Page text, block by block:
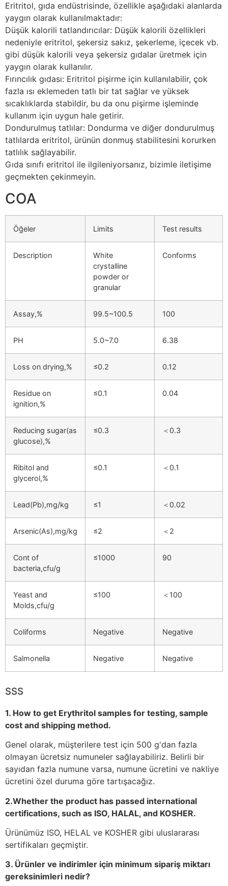
Eritritol, gıda endüstrisinde, özellikle aşağıdaki alanlarda
yaygın olarak kullanılmaktadır:
Düşük kalorili tatlandırıcılar: Düşük kalorili özellikleri
nedeniyle eritritol, şekersiz sakız, şekerleme, içecek vb.
gibi düşük kalorili veya şekersiz gıdalar üretmek için
yaygın olarak kullanılır.
Fırıncılık gıdası: Eritritol pişirme için kullanılabilir, çok
fazla ısı eklemeden tatlı bir tat sağlar ve yüksek
sıcaklıklarda stabildir, bu da onu pişirme işleminde
kullanım için uygun hale getirir.
Dondurulmuş tatlılar: Dondurma ve diğer dondurulmuş
tatlılarda eritritol, ürünün donmuş stabilitesini korurken
tatlılık sağlayabilir.
Gıda sınıfı eritritol ile ilgileniyorsanız, bizimle iletişime
geçmekten çekinmeyin.
COA
Öğeler Limits Test results
Description
White
crystalline
powder or
granular
Conforms
Assay,% 99.5~100.5 100
PH 5.0~7.0 6.38
Loss on drying,% ≤0.2 0.12
Residue on
ignition,%
≤0.1 0.04
Reducing sugar(as
glucose),%
≤0.3 ＜0.3
Ribitol and
glycerol,%
≤0.1 ＜0.1
Lead(Pb),mg/kg ≤1 ＜0.02
Arsenic(As),mg/kg ≤2 ＜2
Cont of
bacteria,cfu/g
≤1000 90
Yeast and
Molds,cfu/g
≤100 ＜100
Coliforms Negative Negative
Salmonella Negative Negative
SSS
1. How to get Erythritol samples for testing, sample
cost and shipping method.
Genel olarak, müşterilere test için 500 g'dan fazla
olmayan ücretsiz numuneler sağlayabiliriz. Belirli bir
sayıdan fazla numune varsa, numune ücretini ve nakliye
ücretini özel duruma göre tartışacağız.
2.Whether the product has passed international
certifications, such as ISO, HALAL, and KOSHER.
Ürünümüz ISO, HELAL ve KOSHER gibi uluslararası
sertifikaları geçmiştir.
3. Ürünler ve indirimler için minimum sipariş miktarı
gereksinimleri nedir?